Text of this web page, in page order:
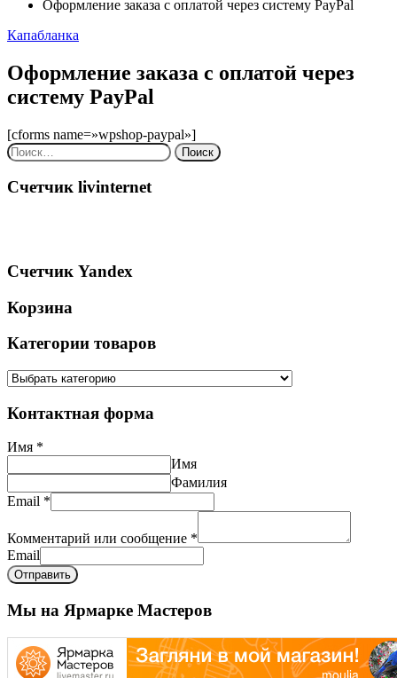
Оформление заказа с оплатой через систему PayPal
Капабланка
Оформление заказа с оплатой через
систему PayPal
[cforms name=»wpshop-paypal»]
Найти:
Счетчик livinternet
Счетчик Yandex
Корзина
Категории товаров
Контактная форма
Имя *
Имя
Фамилия
Email *
Комментарий или сообщение *
Email
Отправить
Мы на Ярмарке Мастеров